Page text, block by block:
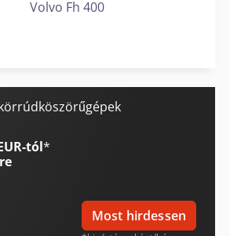
Volvo Fh 400
tól*
Most hirdessen